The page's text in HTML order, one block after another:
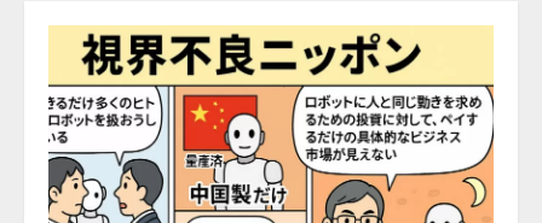
4
スAIエージェントOS」「営業領域
の業界特化LLM」の開発とAI研究
開発をリード
2026/08/07/10:54:31
AI駆動開発の推進に向けて
「TinhVan Technologies JSC.」と業
務提携